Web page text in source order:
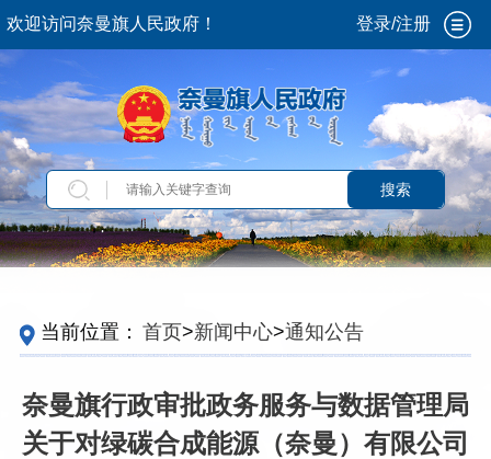
欢迎访问奈曼旗人民政府！ 登录/注册
搜索
当前位置： 首页>新闻中心>通知公告
奈曼旗行政审批政务服务与数据管理局
关于对绿碳合成能源（奈曼）有限公司